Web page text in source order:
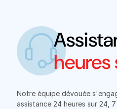
heures
Notre équipe dévouée
assistance 24 heures sur 24,